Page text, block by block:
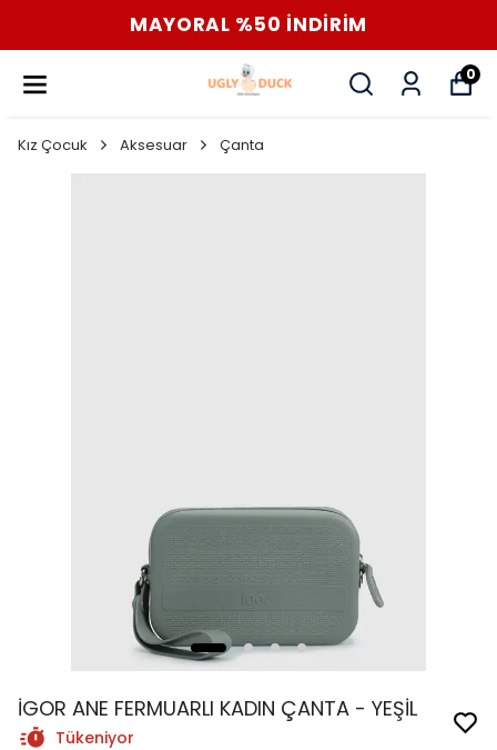
MAYORAL %50 İNDİRİM
0
Kız Çocuk Aksesuar Çanta
İGOR ANE FERMUARLI KADIN ÇANTA - YEŞİL
Tükeniyor